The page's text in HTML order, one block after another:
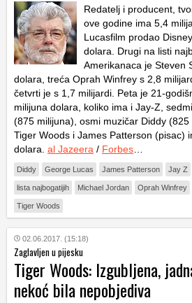
Redatelj i producent,
ove godine ima 5,4
Lucasfilm prodao
dolara. Drugi na listi
Amerikanaca je Steven
dolara, treća Oprah Winfrey s 2,8
četvrti je s 1,7 milijardi. Peta je 21-
milijuna dolara, koliko ima i Jay-Z,
(875 milijuna), osmi muzičar Diddy
Tiger Woods i James Patterson (pisac)
dolara. al Jazeera / Forbes
Diddy George Lucas James Patterson Jay Z
lista najbogatijih Michael Jordan Oprah Winfrey
Tiger Woods
02.06.2017. (15:18)
Zaglavljen u pijesku
Tiger Woods: Izgubljena,
nekoć bila nepobjediva